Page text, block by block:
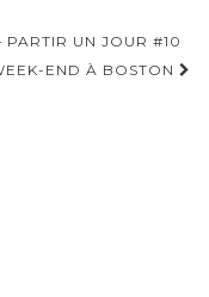
PARTIR UN JOUR #10
END À BOSTON